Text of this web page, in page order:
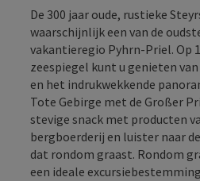
De 300 jaar oude, rustieke
waarschijnlijk een van de
vakantieregio Pyhrn-Priel. Op
zeespiegel kunt u genieten
en het indrukwekkende
Tote Gebirge met de Großer
stevige snack met producten
bergboerderij en luister naar
dat rondom graast. Rondom
een ideale